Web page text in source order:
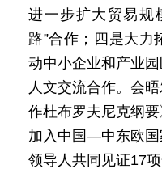
进一步扩大贸易规
路”合作；四是大力
动中小企业和产业
人文交流合作。会
作杜布罗夫尼克纲
加入中国—中东欧国
领导人共同见证17项